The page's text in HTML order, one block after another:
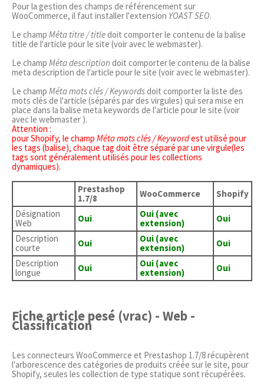
Pour la gestion des champs de référencement sur
WooCommerce, il faut installer l'extension YOAST SEO.
Le champ Méta titre / titledoit comporter le contenu de la balise
title de l'article pour le site (voir avec le webmaster).
Le champ Méta description doit comporter le contenu de la balise
meta description de l'article pour le site (voir avec le webmaster).
Le champ Méta mots clés / Keywordsdoit comporter la liste des
mots clés de l'article (séparés par des virgules) qui sera mise en
place dans la balise meta keywords de l'article pour le site (voir
avec le webmaster ).
Attention :
pour Shopify, le champ Méta mots clés / Keywordest utilisé pour
les tags (balise), chaque tag doit être séparé par une virgule(les
tags sont généralement utilisés pour les collections
dynamiques).
Prestashop
1.7/8
WooCommerce
Shopify
Désignation
Web
Oui
Oui (avec
extension)
Oui
Description
courte
Oui
Oui (avec
extension)
Oui
Description
longue
Oui
Oui (avec
extension)
Oui
Fiche article pesé (vrac) - Web -
Classification
Les connecteurs WooCommerce et Prestashop 1.7/8 récupèrent
l'arborescence des catégories de produits créée sur le site, pour
Shopify, seules les collection de type statique sont récupérées.